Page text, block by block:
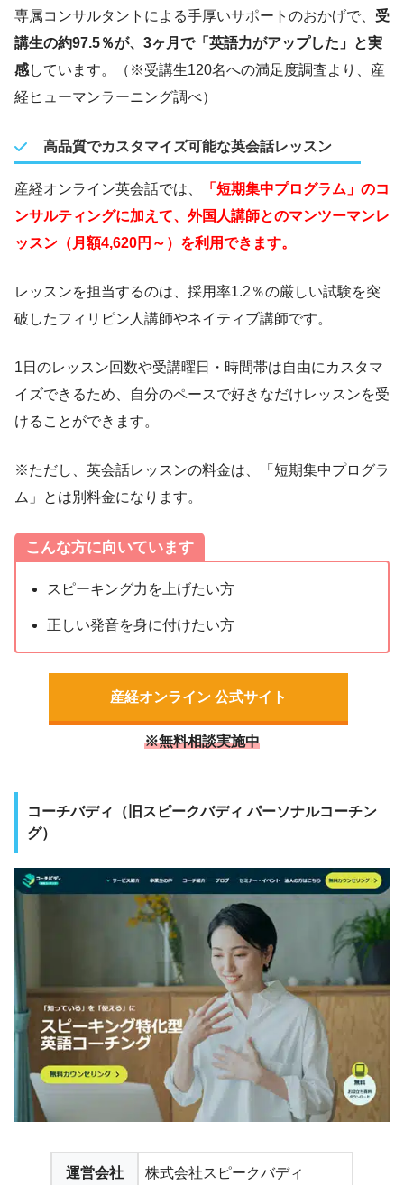
専属コンサルタントによる手厚いサポートのおかげで、 受
講生の約97.5％が、3ヶ月で「英語力がアップした」と実
感しています。（※受講生120名への満足度調査より、産
経ヒューマンラーニング調べ）
高品質でカスタマイズ可能な英会話レッスン
産経オンライン英会話では、
「短期集中プログラム」のコ
ンサルティングに加えて、外国人講師とのマンツーマンレ
ッスン（月額4,620円～）を利用できます。
レッスンを担当するのは、採用率1.2％の厳しい試験を突
破したフィリピン人講師やネイティブ講師です。
1日のレッスン回数や受講曜日・時間帯は自由にカスタマ
イズできるため、自分のペースで好きなだけレッスンを受
けることができます。
※ただし、英会話レッスンの料金は、「短期集中プログラ
ム」とは別料金になります。
こんな方に向いています
スピーキング力を上げたい方
正しい発音を身に付けたい方
産経オンライン 公式サイト
※無料相談実施中
コーチバディ（旧スピークバディ パーソナルコーチン
グ）
運営会社 株式会社スピークバディ